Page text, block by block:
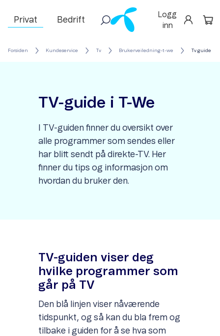
Privat Bedrift
Logg
inn
Forsiden Kundeservice Tv Brukerveiledning-t-we Tv guide
TV-guide i T-We
I TV-guiden finner du oversikt over
alle programmer som sendes eller
har blitt sendt på direkte-TV. Her
finner du tips og informasjon om
hvordan du bruker den.
TV-guiden viser deg
hvilke programmer som
går på TV
Den blå linjen viser nåværende
tidspunkt, og så kan du bla frem og
tilbake i guiden for å se hva som